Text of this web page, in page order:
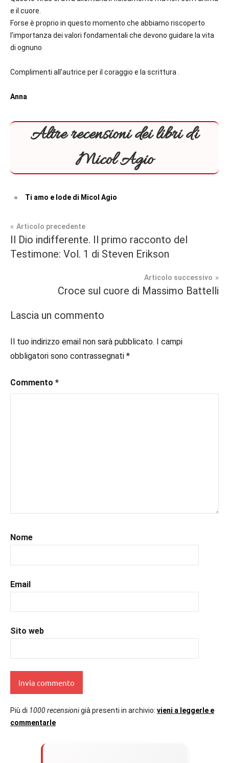
e il cuore.
Forse è proprio in questo momento che abbiamo riscoperto
l’importanza dei valori fondamentali che devono guidare la vita
di ognuno
Complimenti all’autrice per il coraggio e la scrittura .
Anna
Altre recensioni dei libri di
Micol Agio
Ti amo e lode di Micol Agio
Tag
#blog ,
#consigliodilettura
#instalibri
#leggerepervivere,
#libriconsigli,
#recensionilibri
Contemporary
Romance
Navigazione
articoli
Articolo precedente
Il Dio indifferente. Il primo racconto del
Testimone: Vol. 1 di Steven Erikson
Articolo successivo
Croce sul cuore di Massimo Battelli
Lascia un commento
Il tuo indirizzo email non sarà pubblicato. I campi
obbligatori sono contrassegnati *
Commento *
Nome
Email
Sito web
Più di 1000 recensionigià presenti in archivio: vieni a leggerle e
commentarle